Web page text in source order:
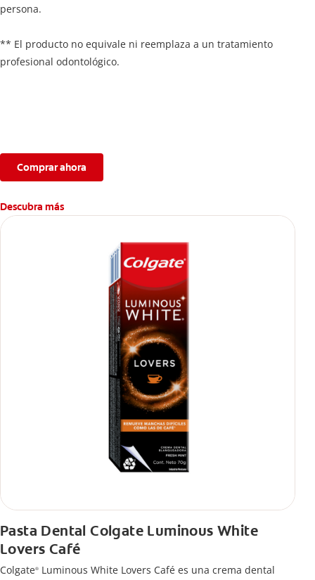
persona.
** El producto no equivale ni reemplaza a un tratamiento
profesional odontológico.
Comprar ahora
Descubra más
Pasta Dental Colgate Luminous White
Lovers Café
Colgate® Luminous White Lovers Café es una crema dental